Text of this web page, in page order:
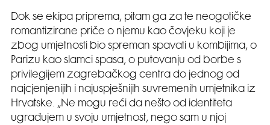
Dok se ekipa priprema, pitam ga za te neogotičke
romantizirane priče o njemu kao čovjeku koji je
zbog umjetnosti bio spreman spavati u kombijima, o
Parizu kao slamci spasa, o putovanju od borbe s
privilegijem zagrebačkog centra do jednog od
najcjenjenijih i najuspješnijih suvremenih umjetnika iz
Hrvatske. „Ne mogu reći da nešto od identiteta
ugrađujem u svoju umjetnost, nego sam u njoj